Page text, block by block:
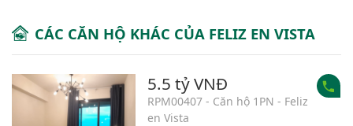
CÁC CĂN HỘ KHÁC CỦA FELIZ EN VISTA
5.5 tỷ VNĐ
RPM00407 - Căn hộ 1PN - Feliz
en Vista